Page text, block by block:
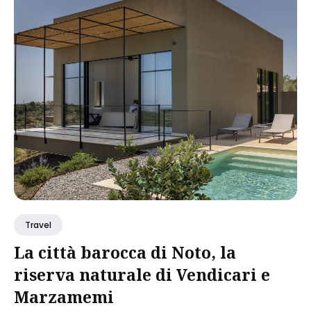
Travel
La città barocca di Noto, la
riserva naturale di Vendicari e
Marzamemi